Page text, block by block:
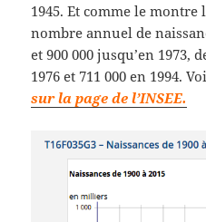
1945. Et comme le montre
nombre annuel de
et 900 000 jusqu’en 1973,
1976 et 711 000 en 1994.
sur la page de l’INSEE.